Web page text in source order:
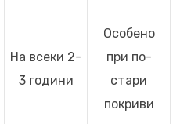
На всеки 2-
3 години
Особено
при по-
стари
покриви